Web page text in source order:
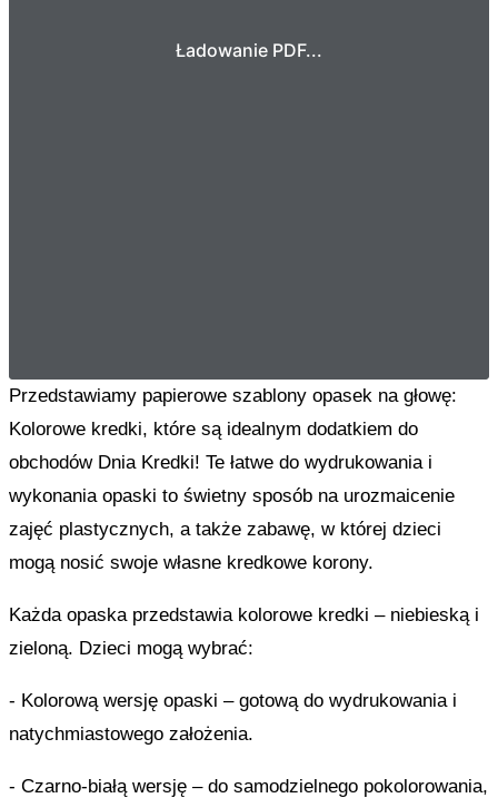
Ładowanie PDF...
Przedstawiamy papierowe szablony opasek na głowę:
Kolorowe kredki, które są idealnym dodatkiem do
obchodów Dnia Kredki! Te łatwe do wydrukowania i
wykonania opaski to świetny sposób na urozmaicenie
zajęć plastycznych, a także zabawę, w której dzieci
mogą nosić swoje własne kredkowe korony.
Każda opaska przedstawia kolorowe kredki – niebieską i
zieloną. Dzieci mogą wybrać:
- Kolorową wersję opaski – gotową do wydrukowania i
natychmiastowego założenia.
- Czarno-białą wersję – do samodzielnego pokolorowania,